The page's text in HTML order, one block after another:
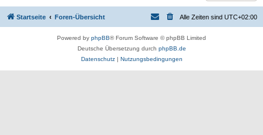
Startseite Foren-Übersicht Alle Zeiten sind UTC+02:00
Powered by phpBB® Forum Software © phpBB Limited
Deutsche Übersetzung durch phpBB.de
Datenschutz| Nutzungsbedingungen